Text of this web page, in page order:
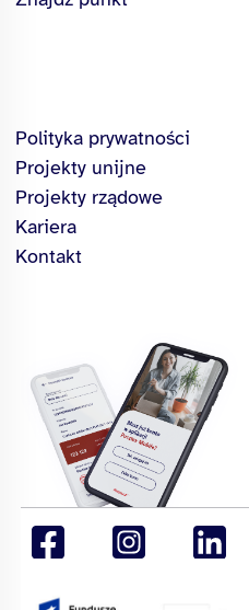
Polityka prywatności
Projekty unijne
Projekty rządowe
Kariera
Kontakt